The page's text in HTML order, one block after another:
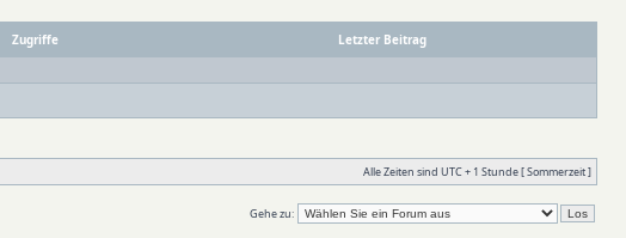
Zugriffe Letzter Beitrag
Alle Zeiten sind UTC + 1 Stunde [ Sommerzeit ]
Gehe zu: